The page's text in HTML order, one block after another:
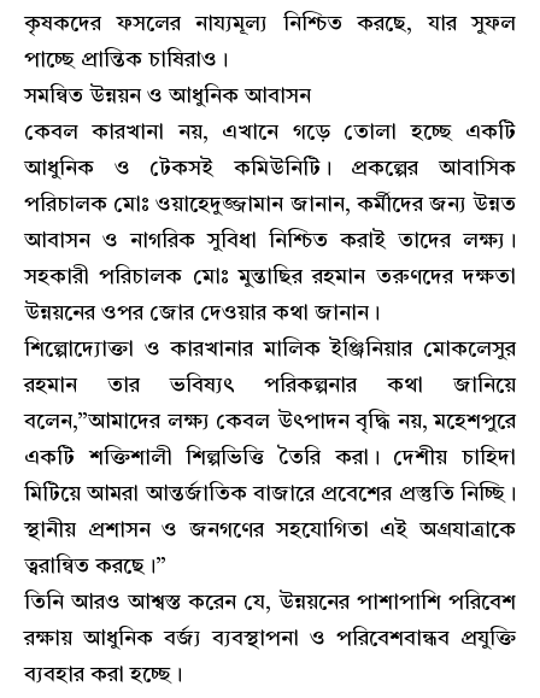
কৃষকদের ফসলের নায্যমূল্য নিশ্চিত করছে, যার সুফল
পাচ্ছে প্রান্তিক চাষিরাও।
সমন্বিত উন্নয়ন ও আধুনিক আবাসন
কেবল কারখানা নয়, এখানে গড়ে তোলা হচ্ছে একটি
আধুনিক ও টেকসই কমিউনিটি। প্রকল্পের আবাসিক
পরিচালক মোঃ ওয়াহেদুজ্জামান জানান, কর্মীদের জন্য উন্নত
আবাসন ও নাগরিক সুবিধা নিশ্চিত করাই তাদের লক্ষ্য।
সহকারী পরিচালক মোঃ মুন্তাছির রহমান তরুণদের দক্ষতা
উন্নয়নের ওপর জোর দেওয়ার কথা জানান।
শিল্পোদ্যোক্তা ও কারখানার মালিক ইঞ্জিনিয়ার মোকলেসুর
রহমান তার ভবিষ্যৎ পরিকল্পনার কথা জানিয়ে
বলেন,”আমাদের লক্ষ্য কেবল উৎপাদন বৃদ্ধি নয়, মহেশপুরে
একটি শক্তিশালী শিল্পভিত্তি তৈরি করা। দেশীয় চাহিদা
মিটিয়ে আমরা আন্তর্জাতিক বাজারে প্রবেশের প্রস্তুতি নিচ্ছি।
স্থানীয় প্রশাসন ও জনগণের সহযোগিতা এই অগ্রযাত্রাকে
ত্বরান্বিত করছে।”
তিনি আরও আশ্বস্ত করেন যে, উন্নয়নের পাশাপাশি পরিবেশ
রক্ষায় আধুনিক বর্জ্য ব্যবস্থাপনা ও পরিবেশবান্ধব প্রযুক্তি
ব্যবহার করা হচ্ছে।